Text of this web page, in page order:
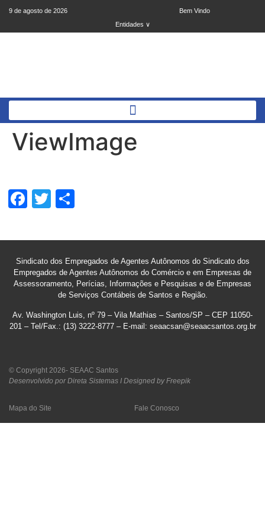
9 de agosto de 2026
Bem Vindo
Entidades ∨
ViewImage
Facebook
Twitter
Sindicato dos Empregados de Agentes Autônomos do Sindicato dos
Empregados de Agentes Autônomos do Comércio e em Empresas de
Assessoramento, Perícias, Informações e Pesquisas e de Empresas
de Serviços Contábeis de Santos e Região.
Av. Washington Luis, nº 79 – Vila Mathias – Santos/SP – CEP 11050-
201 – Tel/Fax.: (13) 3222-8777 – E-mail: seaacsan@seaacsantos.org.br
© Copyright 2026- SEAAC Santos
Desenvolvido por Direta Sistemas I Designed by Freepik
Mapa do Site Fale Conosco